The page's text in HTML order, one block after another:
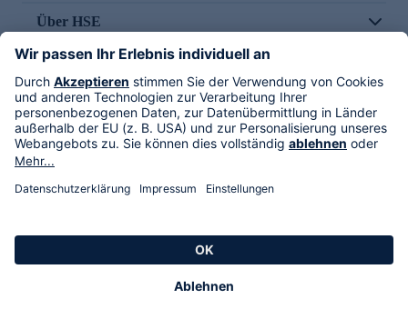
Über HSE
Im TV
HSE International